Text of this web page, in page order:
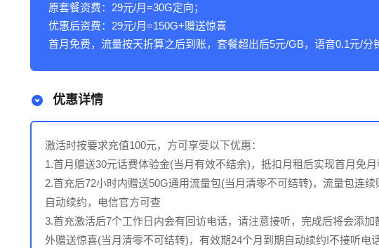
原套餐资费：29元/月=30G定向；
优惠后资费：29元/月=150G+赠送惊喜
首月免费，流量按天折算之后到账，套餐超出后5元/GB，语音0.1元/分
优惠详情
激活时按要求充值100元，方可享受以下优惠：
1.首月赠送30元话费体验金(当月有效不结余)，抵扣月租后实现首月免月
2.首充后72小时内赠送50G通用流量包(当月清零不可结转)，流量包连续
自动续约，电信官方可查
3.首充激活后7个工作日内会有回访电话，请注意接听，完成后将会添加
外赠送惊喜(当月清零不可结转)，有效期24个月到期自动续约!不接听电